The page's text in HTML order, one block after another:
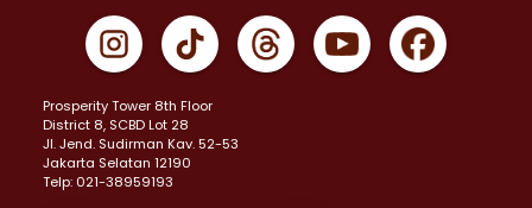
Properti Dijual di Gambir >
Properti Dijual di Johar Baru >
Properti Dijual di Menteng >
Properti Dijual di Senen >
Properti Dijual di Tanah Abang >
Properti Dijual di Cikini >
Prosperity Tower 8th Floor
District 8, SCBD Lot 28
JI. Jend. Sudirman Kav. 52-53
Jakarta Selatan 12190
Telp: 021-38959193